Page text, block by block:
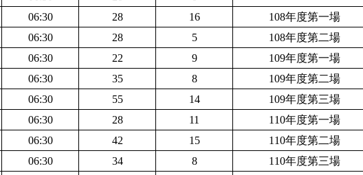
06:30 28 16 108年度第一場
06:30 28 5 108年度第二場
06:30 22 9 109年度第一場
06:30 35 8 109年度第二場
06:30 55 14 109年度第三場
06:30 28 11 1 10年度第一場
06:30 42 15 1 10年度第二場
06:30 34 8 1 10年度第三場